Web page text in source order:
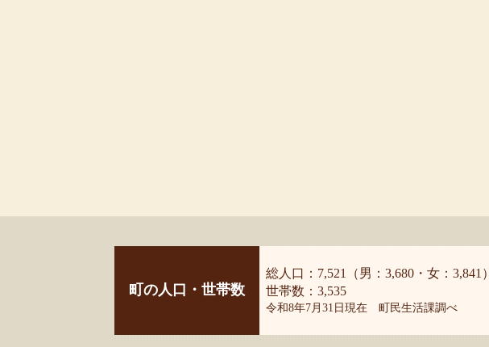
町の人口・世帯数
総人口：7,521（男：3,680・女：3,841）
世帯数：3,535
令和8年7月31日現在 町民生活課調べ